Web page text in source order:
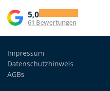
5,0
61 Bewertungen
Impressum
Datenschutzhinweis
AGBs